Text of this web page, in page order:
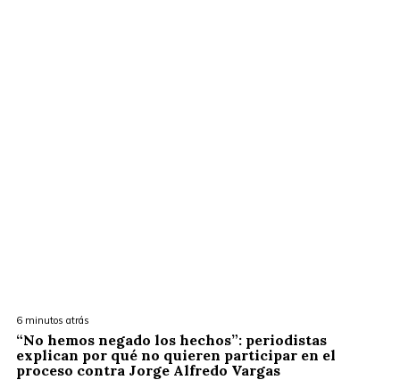
6 minutos atrás
“No hemos negado los hechos”: periodistas
explican por qué no quieren participar en el
proceso contra Jorge Alfredo Vargas